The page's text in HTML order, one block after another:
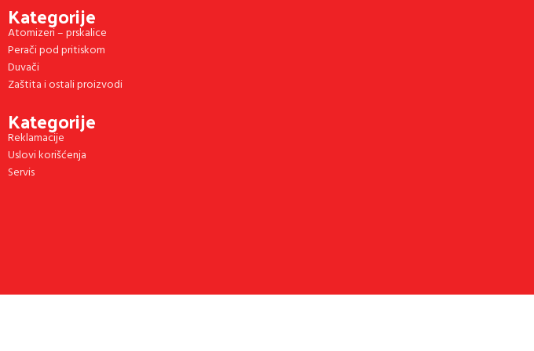
Kategorije
Atomizeri – prskalice
Perači pod pritiskom
Duvači
Zaštita i ostali proizvodi
Kategorije
Reklamacije
Uslovi korišćenja
Servis